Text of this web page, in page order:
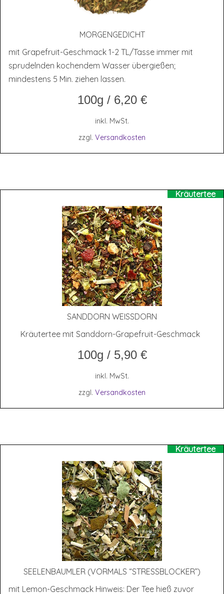
MOR­GEN­GE­DICHT
mit Grapefruit-Geschmack 1-2 TL/Tasse immer mit
sprudelnden kochendem Wasser übergießen;
mindestens 5 Min. ziehen lassen.
100g / 6,20 €
inkl. MwSt.
zzgl. Versandkosten
Kräutertee
SAND­DORN WEISSDORN
Kräutertee mit Sanddorn-Grapefruit-Geschmack
100g / 5,90 €
inkl. MwSt.
zzgl. Versandkosten
Kräutertee
SEE­LEN­BAUM­LER (VOR­MALS “STRESS­BLO­CKER”)
mit Lemon-Geschmack Hinweis: Der Tee hieß zuvor